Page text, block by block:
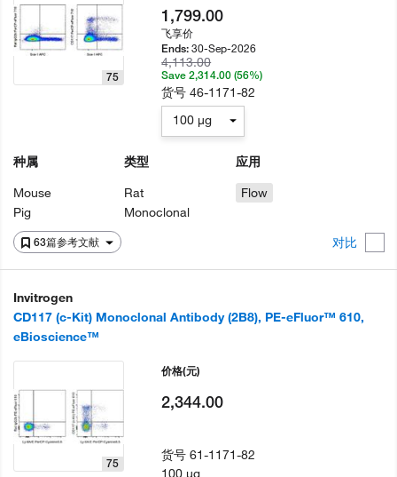
63篇参考文献 对比
75
种属
Mouse
Pig
类型
Rat
Monoclonal
应用
Flow
1,799.00
飞享价
Ends:30-Sep-2026
4,113.00
Save 2,314.00 (56%)
货号46-1171-82
100 µg
Invitrogen
CD117 (c-Kit) Monoclonal Antibody (2B8), PE-eFluor™ 610,
eBioscience™
75
价格(元)
2,344.00
货号61-1171-82
100 µg